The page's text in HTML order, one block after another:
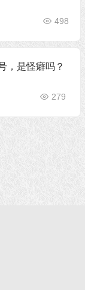
498
，是怪癖吗？
279